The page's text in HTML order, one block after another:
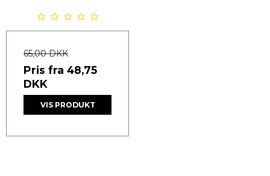
65,00 DKK
Pris fra 48,75
DKK
VIS PRODUKT